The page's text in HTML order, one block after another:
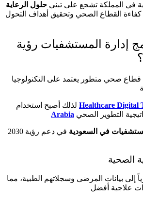
في المملكة تشجع على تبني حلول الرعاية
كفاءة القطاع الصحي وتحقيق أهداف التحول
إدارة المستشفيات رؤية
قطاع صحي متطور يعتمد على التكنولوجيا
Healthcare Digital
Arabia
في السعودية
في دعم رؤية 2030
الصحية
إلى بيانات المرضى وسجلاتهم الطبية، مما